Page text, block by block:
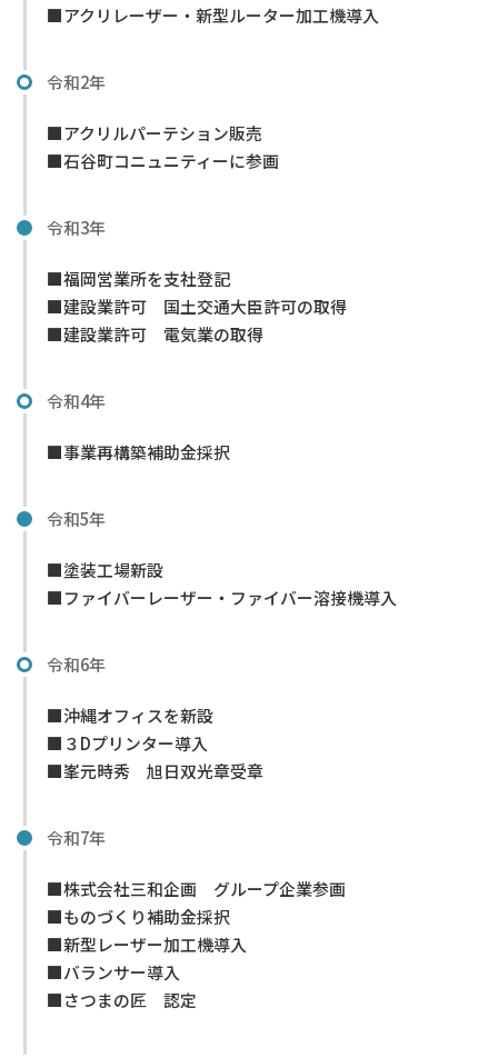
■アクリレーザー・新型ルーター加工機導入
令和2年
■アクリルパーテション販売
■石谷町コニュニティーに参画
令和3年
■福岡営業所を支社登記
■建設業許可 国土交通大臣許可の取得
■建設業許可 電気業の取得
令和4年
■事業再構築補助金採択
令和5年
■塗装工場新設
■ファイバーレーザー・ファイバー溶接機導入
令和6年
■沖縄オフィスを新設
■３Dプリンター導入
■峯元時秀 旭日双光章受章
令和7年
■株式会社三和企画 グループ企業参画
■ものづくり補助金採択
■新型レーザー加工機導入
■バランサー導入
■さつまの匠 認定